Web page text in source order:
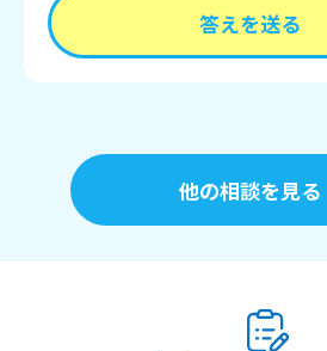
答えを送る
他の相談を見る